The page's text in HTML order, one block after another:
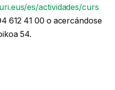
es/actividades/curs
612 41 00 o acercándose
54.